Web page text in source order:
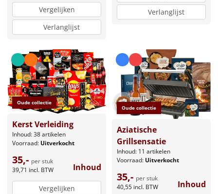
Vergelijken
Verlanglijst
Verlanglijst
Oude collectie
Kerst Verleiding
Inhoud: 38 artikelen
Voorraad: Uitverkocht
35,- per stuk
39,71 incl. BTW Inhoud
Vergelijken
Oude collectie
Aziatische
Grillsensatie
Inhoud: 11 artikelen
Voorraad: Uitverkocht
35,- per stuk
40,55 incl. BTW Inhoud